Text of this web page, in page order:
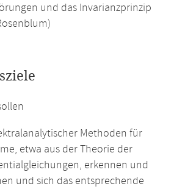
und das Invarianzprinzip
Methoden für
etwa aus der Theorie der
erkennen und
und sich das entsprechende